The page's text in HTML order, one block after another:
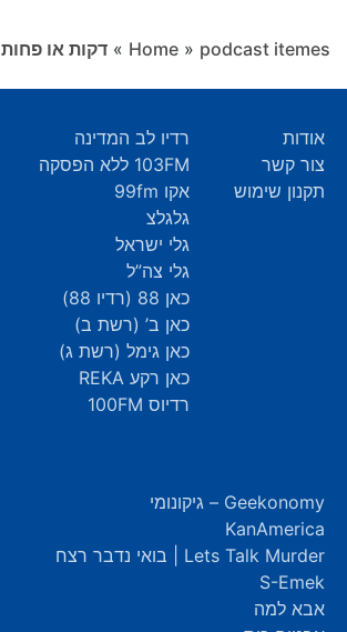
Home » podcast itemes
» דקות או פחות ‎30
אודות
צור קשר
תקנון שימוש
רדיו לב המדינה
103FM ללא הפסקה
אקו 99fm
גלגלצ
גלי ישראל
גלי צה”ל
כאן 88 (רדיו 88)
כאן ב’ (רשת ב)
כאן גימל (רשת ג)
כאן רקע REKA
רדיוס 100FM
Geekonomy – גיקונומי
KanAmerica
Lets Talk Murder | בואי נדבר רצח
S-Emek
אבא למה